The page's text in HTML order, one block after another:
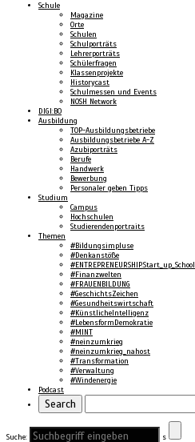
Schule
Magazine
Orte
Schulen
Schulporträts
Lehrerporträts
Schülerfragen
Klassenprojekte
Historycast
Schulmessen und Events
NOSH Network
DIGI:BO
Ausbildung
TOP-Ausbildungsbetriebe
Ausbildungsbetriebe A-Z
Azubiporträts
Berufe
Handwerk
Bewerbung
Personaler geben Tipps
Studium
Campus
Hochschulen
Studierendenportraits
Themen
#Bildungsimpluse
#Denkanstöße
#ENTREPRENEURSHIP.Start_up_School
#Finanzwelten
#FRAUENBILDUNG
#GeschichtsZeichen
#Gesundheitswirtschaft
#KünstlicheIntelligenz
#LebensformDemokratie
#MINT
#neinzumkrieg
#neinzumkrieg_nahost
#Transformation
#Verwaltung
#Windenergie
Podcast
Suche:
s